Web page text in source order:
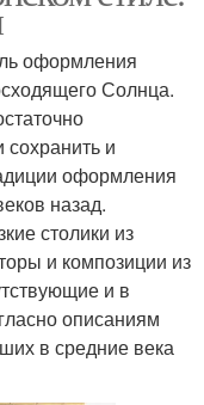
оформления
Солнца.
и
оформления
назад.
столики из
и композиции из
и в
описаниям
в средние века